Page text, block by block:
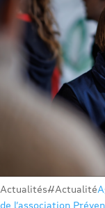
Actualités#Actualité
de l’association